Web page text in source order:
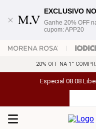
EXCLUSIVO
Ganhe 20% OFF
cupom: APP20
20% OFF NA 1°
Especial 08.08